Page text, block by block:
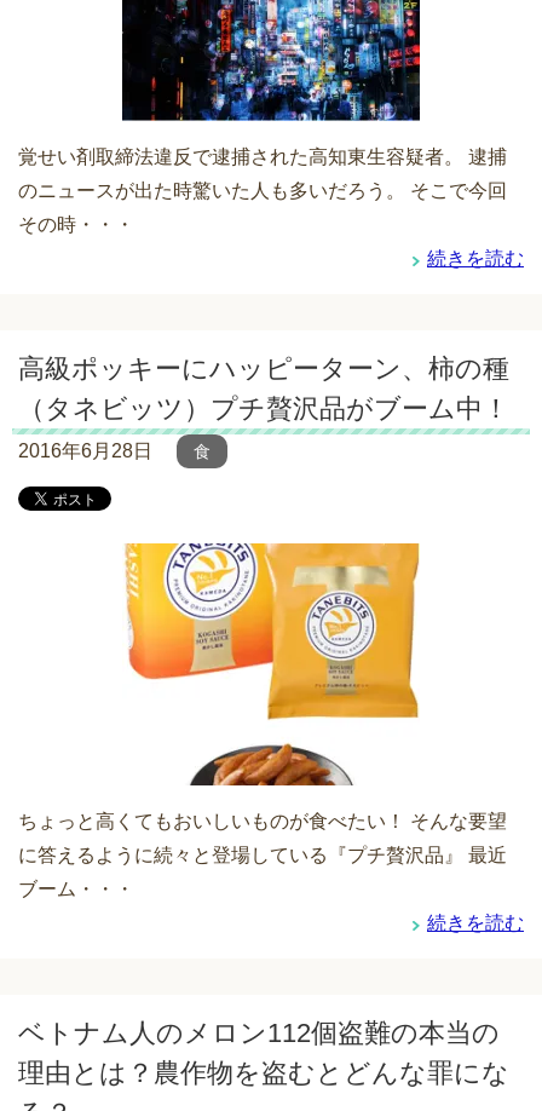
覚せい剤取締法違反で逮捕された高知東生容疑者。 逮捕
のニュースが出た時驚いた人も多いだろう。 そこで今回
その時・・・
続きを読む
高級ポッキーにハッピーターン、柿の種
（タネビッツ）プチ贅沢品がブーム中！
2016年6月28日 食
ちょっと高くてもおいしいものが食べたい！ そんな要望
に答えるように続々と登場している『プチ贅沢品』 最近
ブーム・・・
続きを読む
ベトナム人のメロン112個盗難の本当の
理由とは？農作物を盗むとどんな罪にな